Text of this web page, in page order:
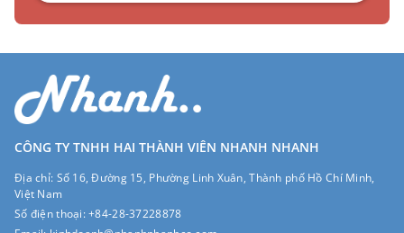
CÔNG TY TNHH HAI THÀNH VIÊN NHANH NHANH
Địa chỉ: Số 16, Đường 15, Phường Linh Xuân, Thành phố Hồ Chí Minh,
Việt Nam
Số điện thoại:+84-28-37228878